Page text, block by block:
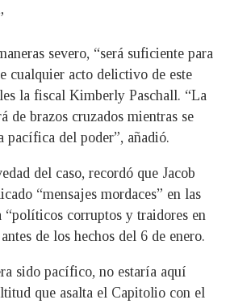
severo, “será suficiente para
cualquier acto delictivo de este
la fiscal Kimberly Paschall. “La
de brazos cruzados mientras se
pacífica del poder”, añadió.
del caso, recordó que Jacob
“mensajes mordaces” en las
“políticos corruptos y traidores en
de los hechos del 6 de enero.
sido pacífico, no estaría aquí
que asalta el Capitolio con el